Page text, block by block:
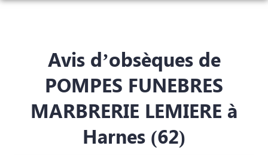
PRÉVOIR SES OBSÈQUES
MONUMENTS FUNÉRAIRES
SERVICES AUX FAMILLES
AGENCE DE PHALEMPIN
AGENCE DE LORGIES
ESPACES HOMMAGES
Avis d’obsèques de
POMPES FUNEBRES
MARBRERIE LEMIERE à
Harnes (62)